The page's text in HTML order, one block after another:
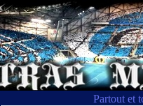
Partout et